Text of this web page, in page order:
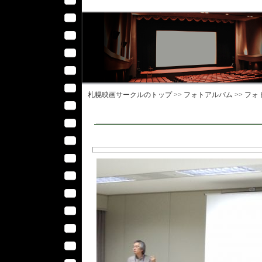
札幌映画サークルのトップ >> フォトアルバム >> フォ